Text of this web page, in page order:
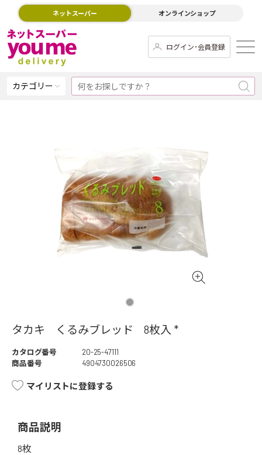
ネットスーパー オンラインショップ
ログイン･会員登録
カテゴリー
タカキ くるみブレッド 8枚入 *
カタログ番号
20-25-47111
商品番号
4904730026506
マイリストに登録する
商品説明
8枚